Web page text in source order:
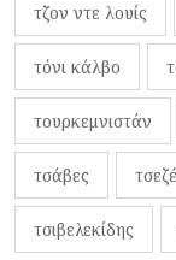
τζον ντε λουίς
τόνι κάλβο
τουρκεμνιστάν
τσάβες
τσιβελεκίδης